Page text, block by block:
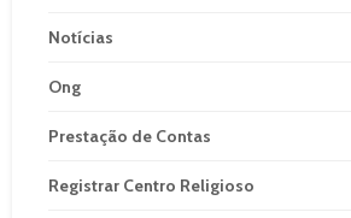
Notícias
Ong
Prestação de Contas
Registrar Centro Religioso